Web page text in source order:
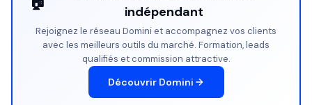
indépendant
Rejoignez le réseau Domini et accompagnez vos clients
avec les meilleurs outils du marché. Formation, leads
qualifiés et commission attractive.
Découvrir Domini